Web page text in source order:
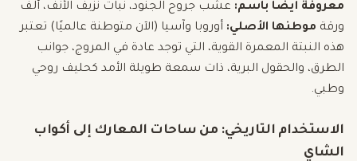
معروفة أيضًا باسم: عشب جروح الجنود، نبات نزيف الأنف، ألف
ورقة موطنها الأصلي: أوروبا وآسيا (الآن متوطنة عالميًا) تعتبر
هذه النبتة المعمرة القوية، التي توجد عادة في المروج، جوانب
الطرق، والحقول البرية، ذات سمعة طويلة الأمد كحليف روحي
وطبي.
الاستخدام التاريخي: من ساحات المعارك إلى أكواب
الشاي